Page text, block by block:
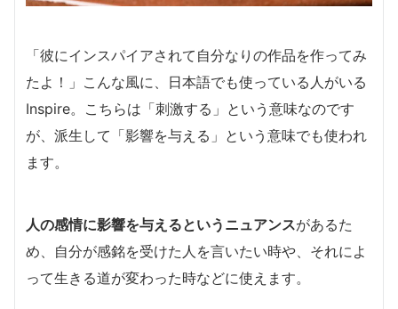
「彼にインスパイアされて自分なりの作品を作ってみ
たよ！」こんな風に、日本語でも使っている人がいる
Inspire。こちらは「刺激する」という意味なのです
が、派生して「影響を与える」という意味でも使われ
ます。
人の感情に影響を与えるというニュアンスがあるた
め、自分が感銘を受けた人を言いたい時や、それによ
って生きる道が変わった時などに使えます。